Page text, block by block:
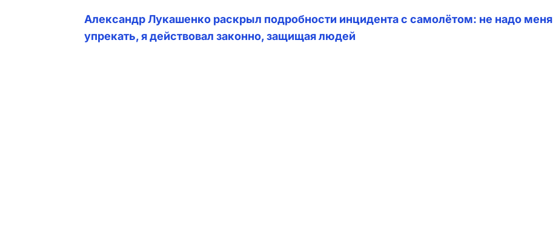
Александр Лукашенко раскрыл подробности инцидента с самолётом: не надо меня
упрекать, я действовал законно, защищая людей